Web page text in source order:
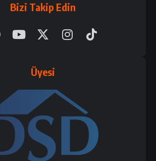
Bizi Takip Edin
Üyesi